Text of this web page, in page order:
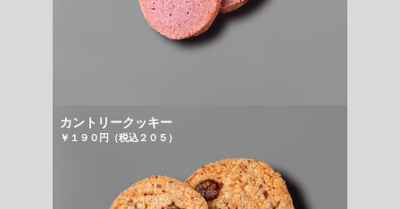
カントリークッキー
￥１９０円（税込２０５）